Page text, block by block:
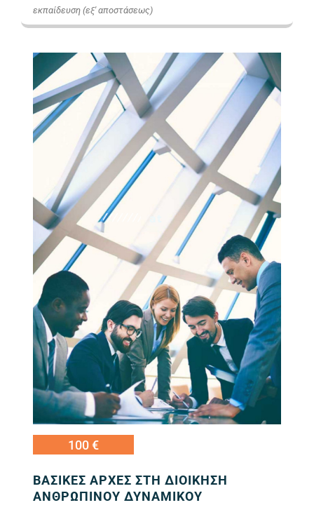
εκπαίδευση (εξ' αποστάσεως)
100 €
ΒΑΣΙΚΕΣ ΑΡΧΕΣ ΣΤΗ ΔΙΟΙΚΗΣΗ
ΑΝΘΡΩΠΙΝΟΥ ΔΥΝΑΜΙΚΟΥ